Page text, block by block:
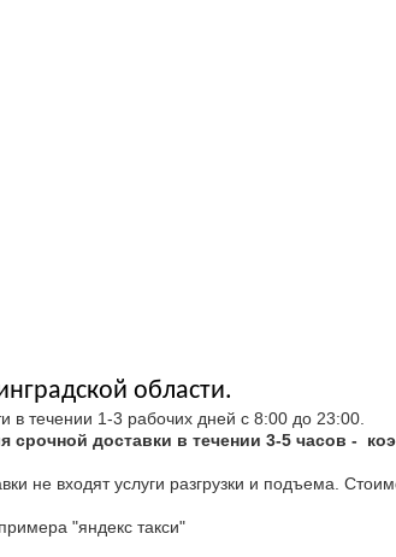
области.
в течении 1-3 рабочих дней с 8:00 до 23:00.
доставки в течении 3-5 часов -
не входят услуги разгрузки и подъема.
"яндекс такси"